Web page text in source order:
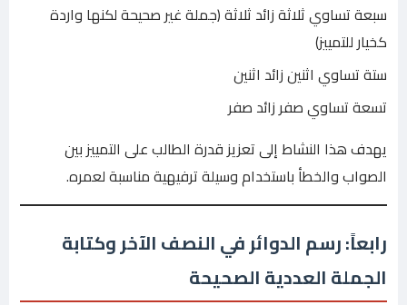
سبعة تساوي ثلاثة زائد ثلاثة (جملة غير صحيحة لكنها واردة
كخيار للتمييز)
ستة تساوي اثنين زائد اثنين
تسعة تساوي صفر زائد صفر
يهدف هذا النشاط إلى تعزيز قدرة الطالب على التمييز بين
الصواب والخطأ باستخدام وسيلة ترفيهية مناسبة لعمره.
رابعاً: رسم الدوائر في النصف الآخر وكتابة
الجملة العددية الصحيحة